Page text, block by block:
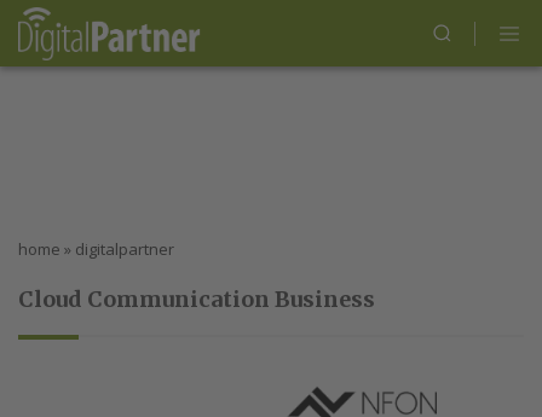
home » digitalpartner
Cloud Communication Business